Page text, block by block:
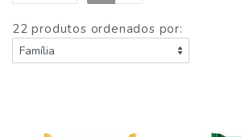
22 produtos ordenados por: